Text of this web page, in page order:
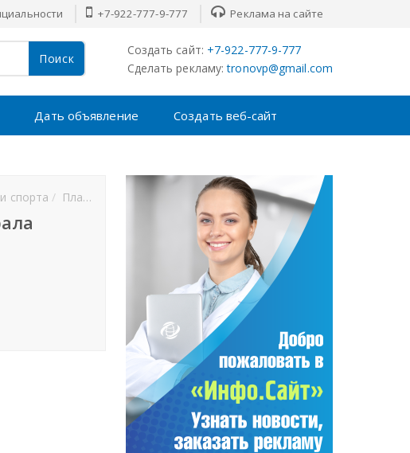
+7-922-777-9-777 Реклама на сайте
Поиск
Создать сайт: +7-922-777-9-777
Сделать рекламу: tronovp@gmail.com
Дать объявление Создать веб-сайт
спорта Плавание Футбол Хоккей F1 MMA